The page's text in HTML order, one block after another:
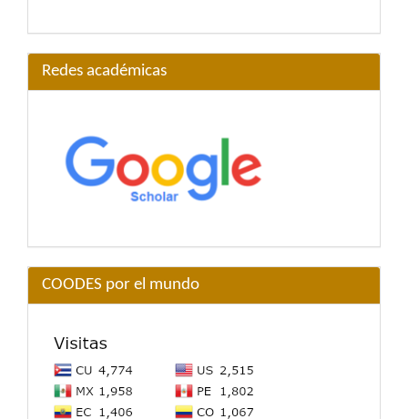
Redes académicas
COODES por el mundo